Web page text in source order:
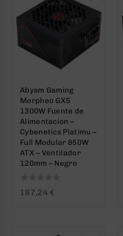
Abysm Gaming
Morpheo GX5
1300W Fuente de
Alimentacion –
Cybenetics Platimu –
Full Modular 850W
ATX – Ventilador
120mm – Negro
0187,24 €